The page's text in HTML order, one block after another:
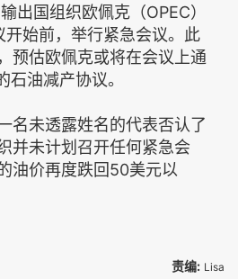
出国组织欧佩克（OPEC）
始前，举行紧急会议。此
预估欧佩克或将在会议上通
石油减产协议。
未透露姓名的代表否认了
并未计划召开任何紧急会
油价再度跌回50美元以
责编: Lisa